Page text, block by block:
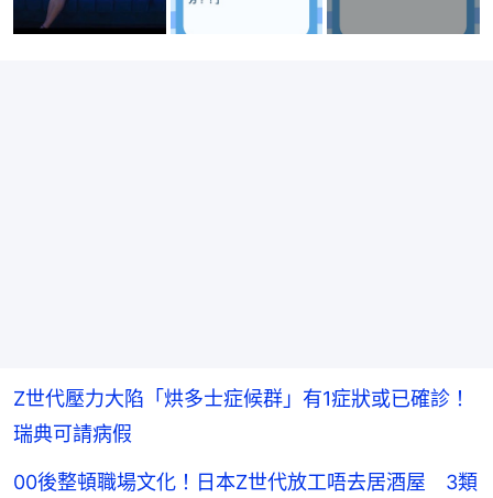
Z世代壓力大陷「烘多士症候群」有1症狀或已確診！
瑞典可請病假
00後整頓職場文化！日本Z世代放工唔去居酒屋 3類